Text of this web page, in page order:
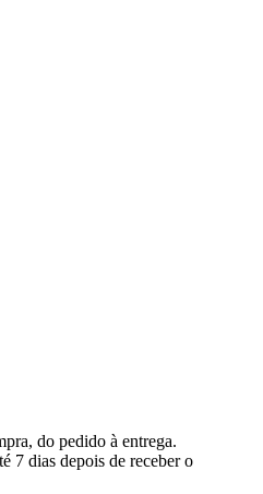
do pedido à entrega.
7 dias depois de receber o